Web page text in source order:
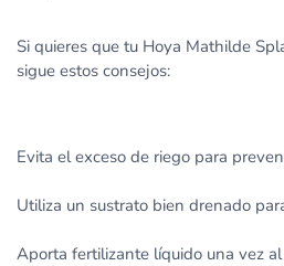
Si quieres que tu Hoya Mathilde
sigue estos consejos:
Evita el exceso de riego para
Utiliza un sustrato bien drenado
Aporta fertilizante líquido una vez